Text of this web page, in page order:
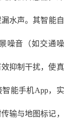
水声。其智能自
噪音（如交通噪
抑制干扰，使真
能手机App，实
输与地图标记，